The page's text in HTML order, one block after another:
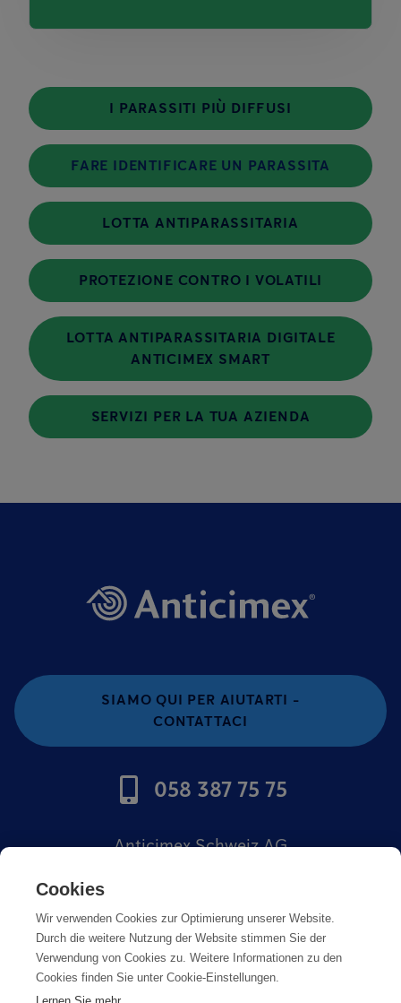
I PARASSITI PIÙ DIFFUSI
FARE IDENTIFICARE UN PARASSITA
LOTTA ANTIPARASSITARIA
PROTEZIONE CONTRO I VOLATILI
LOTTA ANTIPARASSITARIA DIGITALE
ANTICIMEX SMART
SERVIZI PER LA TUA AZIENDA
SIAMO QUI PER AIUTARTI -
CONTATTACI
058 387 75 75
Anticimex Schweiz AG
Impronta
Cookies
Wir verwenden Cookies zur Optimierung unserer Website.
Durch die weitere Nutzung der Website stimmen Sie der
Verwendung von Cookies zu. Weitere Informationen zu den
Cookies finden Sie unter Cookie-Einstellungen.